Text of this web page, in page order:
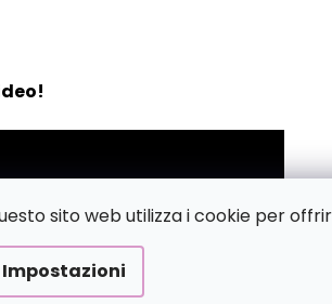
sito web utilizza i cookie per
Impostazioni